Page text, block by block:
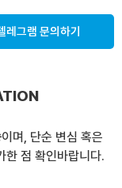
레그램 문의하기
이며, 단순 변심 혹은
한 점 확인바랍니다.